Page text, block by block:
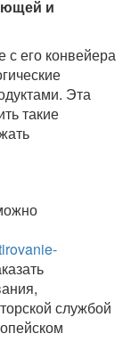
и
с его конвейера
Эта
такие
службой